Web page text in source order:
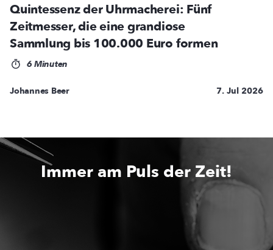
Quintessenz der Uhrmacherei: Fünf
Zeitmesser, die eine grandiose
Sammlung bis 100.000 Euro formen
6 Minuten
Johannes Beer 7. Jul 2026
Immer am Puls der Zeit!